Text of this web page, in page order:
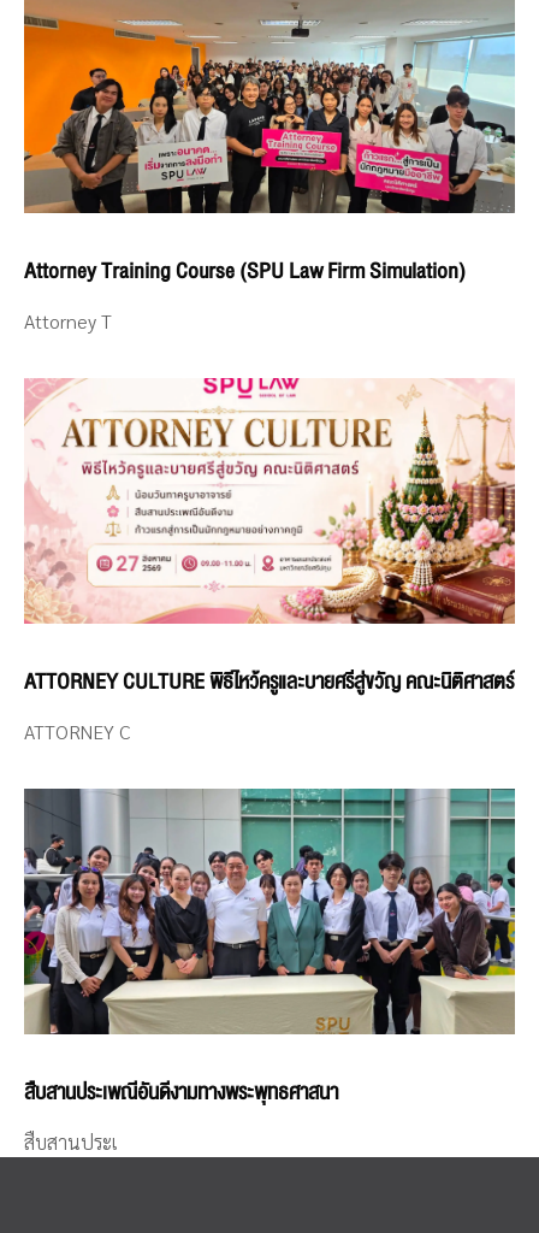
Attorney Training Course (SPU Law Firm Simulation)
Attorney T
ATTORNEY CULTURE พิธีไหว้ครูและบายศรีสู่ขวัญ คณะนิติศาสตร์
ATTORNEY C
สืบสานประเพณีอันดีงามทางพระพุทธศาสนา
สืบสานประเ